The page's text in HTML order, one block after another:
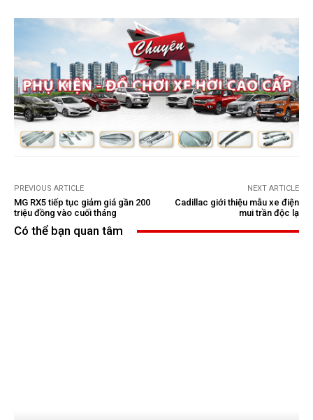
PREVIOUS ARTICLE
MG RX5 tiếp tục giảm giá gần 200
triệu đồng vào cuối tháng
NEXT ARTICLE
Cadillac giới thiệu mẫu xe điện
mui trần độc lạ
Có thể bạn quan tâm